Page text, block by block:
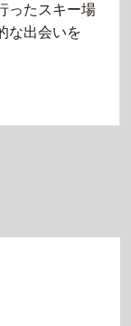
ったスキー場
な出会いを